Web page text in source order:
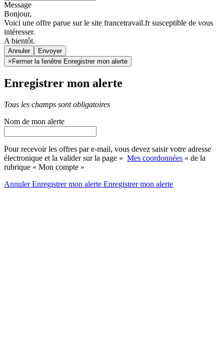
Message
Bonjour,
Voici une offre parue sur le site francetravail.fr susceptible de vous
intéresser.
A bientôt.
Annuler
× Fermer la fenêtre Enregistrer mon alerte
Enregistrer mon alerte
Tous les champs sont obligatoires
Nom de mon alerte
Pour recevoir les offres par e-mail, vous devez saisir votre adresse
électronique et la valider sur la page « Mes coordonnées » de la
rubrique « Mon compte »
AnnulerEnregistrer mon alerte Enregistrermon alerte